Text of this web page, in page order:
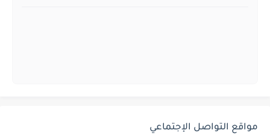
مواقع التواصل الإجتماعي